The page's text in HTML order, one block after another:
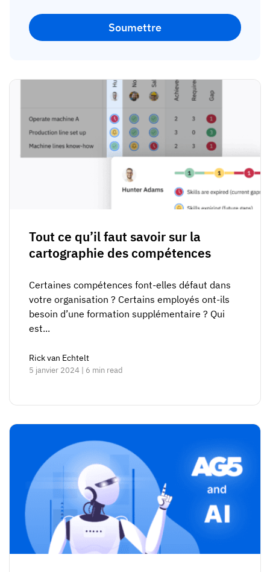
Tout ce qu’il faut savoir sur la
cartographie des compétences
Certaines compétences font-elles défaut dans
votre organisation ? Certains employés ont-ils
besoin d’une formation supplémentaire ? Qui
est...
Rick van Echtelt
5 janvier 2024 | 6 min read